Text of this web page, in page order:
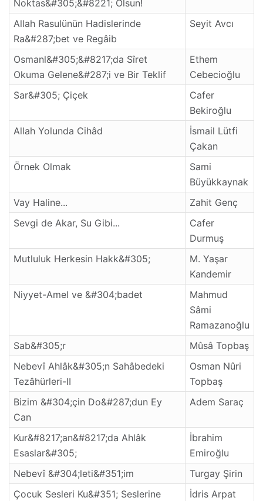
Noktas&#305;&#8221; Olsun!
Allah Rasulünün Hadislerinde
Ra&#287;bet ve Regâib
Seyit Avcı
Osmanl&#305;&#8217;da Sîret
Okuma Gelene&#287;i ve Bir Teklif
Ethem
Cebecioğlu
Sar&#305; Çiçek
Cafer
Bekiroğlu
Allah Yolunda Cihâd
İsmail Lütfi
Çakan
Örnek Olmak
Sami
Büyükkaynak
Vay Haline...
Zahit Genç
Sevgi de Akar, Su Gibi...
Cafer
Durmuş
Mutluluk Herkesin Hakk&#305;
M. Yaşar
Kandemir
Niyyet-Amel ve &#304;badet
Mahmud
Sâmi
Ramazanoğlu
Sab&#305;r
Mûsâ Topbaş
Nebevî Ahlâk&#305;n Sahâbedeki
Tezâhürleri-II
Osman Nûri
Topbaş
Bizim &#304;çin Do&#287;dun Ey
Can
Adem Saraç
Kur&#8217;an&#8217;da Ahlâk
Esaslar&#305;
İbrahim
Emiroğlu
Nebevî &#304;leti&#351;im
Turgay Şirin
Çocuk Sesleri Ku&#351; Seslerine
İdris Arpat